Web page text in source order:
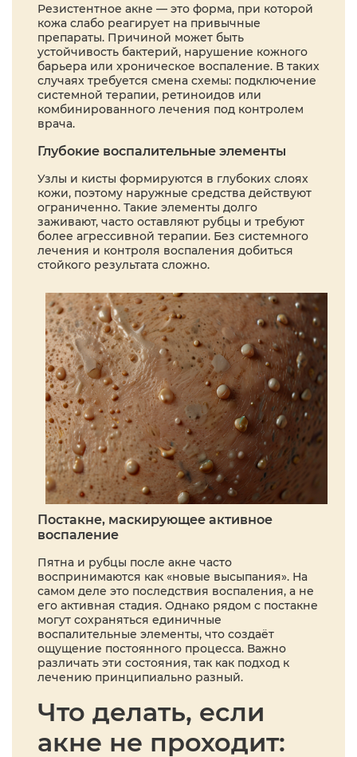
Резистентное акне — это форма, при которой
кожа слабо реагирует на привычные
препараты. Причиной может быть
устойчивость бактерий, нарушение кожного
барьера или хроническое воспаление. В таких
случаях требуется смена схемы: подключение
системной терапии, ретиноидов или
комбинированного лечения под контролем
врача.
Глубокие воспалительные элементы
Узлы и кисты формируются в глубоких слоях
кожи, поэтому наружные средства действуют
ограниченно. Такие элементы долго
заживают, часто оставляют рубцы и требуют
более агрессивной терапии. Без системного
лечения и контроля воспаления добиться
стойкого результата сложно.
Постакне, маскирующее активное
воспаление
Пятна и рубцы после акне часто
воспринимаются как «новые высыпания». На
самом деле это последствия воспаления, а не
его активная стадия. Однако рядом с постакне
могут сохраняться единичные
воспалительные элементы, что создаёт
ощущение постоянного процесса. Важно
различать эти состояния, так как подход к
лечению принципиально разный.
Что делать, если
акне не проходит: